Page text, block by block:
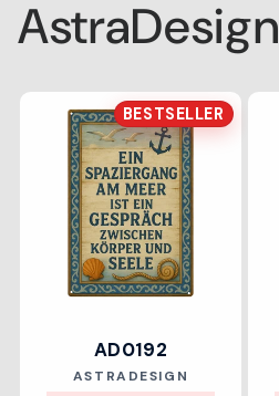
AstraDesign
BESTSELLER
AD0192
Anbieter:
ASTRADESIGN